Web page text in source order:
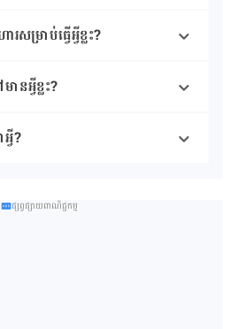
សម្រាប់ធ្វើអ្វីខ្លះ?
នអ្វីខ្លះ?
វី?
ផ្សព្វផ្សាយពាណិជ្ជកម្ម